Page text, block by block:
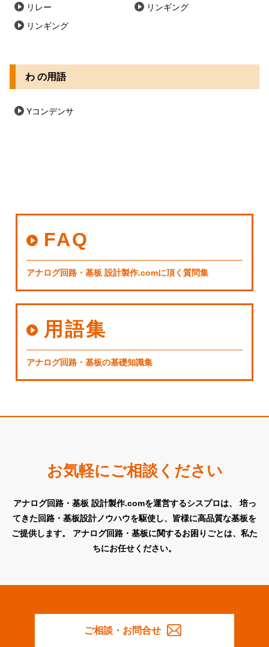
リレー リンギング
リンギング
わ の用語
Yコンデンサ
FAQ
アナログ回路・基板 設計製作.comに頂く質問集
用語集
アナログ回路・基板の基礎知識集
お気軽にご相談ください
アナログ回路・基板 設計製作.comを運営するシスプロは、
培っ
てきた回路・基板設計ノウハウを駆使し、皆様に高品質な基板を
ご提供します。
アナログ回路・基板に関するお困りごとは、私た
ちにお任せください。
ご相談・お問合せ